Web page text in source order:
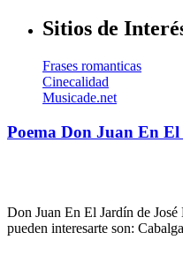
Sitios de
Frases romanticas
Cinecalidad
Musicade.net
Poema Don Juan En
Don Juan En El Jardín de
pueden interesarte son: